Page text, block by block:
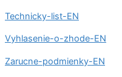
Technicky-list-EN
Vyhlasenie-o-zhode-EN
Zarucne-podmienky-EN